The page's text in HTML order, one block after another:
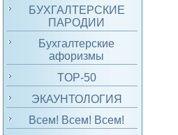
БУХГАЛТЕРСКИЕ
ПАРОДИИ
Бухгалтерские
афоризмы
TOP-50
ЭКАУНТОЛОГИЯ
Всем! Всем! Всем!